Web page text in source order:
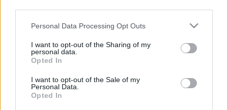
Please note that this website/app uses one or more Google
not limited to your visit or usage behaviour. You may click to
grant or deny consent to Google and its third-party tags to
use your data for below specified purposes in below Google
consent section.
Personal Data Processing Opt Outs
I want to opt-out of the Sharing of my
personal data.
Opted In
I want to opt-out of the Sale of my
Personal Data.
Opted In
tisztításában is…
A kétarcú park
A nyáron kicsit feledésbe merült az a sorozatom,